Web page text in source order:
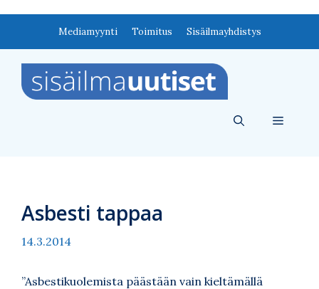
Mediamyynti Toimitus Sisäilmayhdistys
Valikko
Asbesti tappaa
14.3.2014
”Asbestikuolemista päästään vain kieltämällä